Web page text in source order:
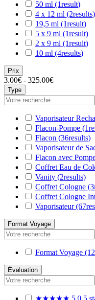
50 ml (1result)
4 x 12 ml (2results)
19,5 ml (1result)
5 x 9 ml (1result)
2 x 9 ml (1result)
10 ml (4results)
Prix
3.00€ - 325.00€
Type
Vaporisateur
Flacon-Pompe (1
Flacon (36results)
Vaporisateur de
Flacon avec
Coffret Eau de
Vanity (2results)
Coffret Cologne (3
Coffret Cologne
Vaporisateur(67
Format Voyage
Format Voyage (12
Évaluation
★★★★★ 5,0 5